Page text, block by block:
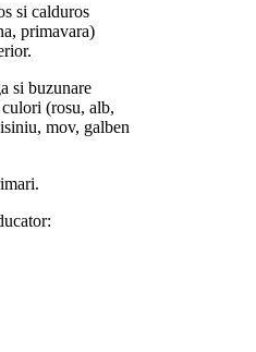
si calduros
primavara)
si buzunare
(rosu, alb,
mov, galben